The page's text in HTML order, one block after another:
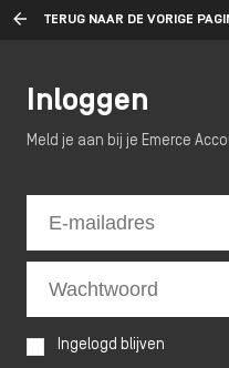
TERUG NAAR DE VORIGE
Inloggen
Meld je aan bij je Emerce
Ingelogd blijven